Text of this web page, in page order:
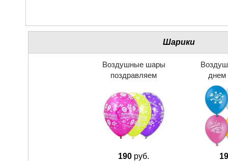
Шарики
Воздушные шары
поздравляем
190 руб.
днем